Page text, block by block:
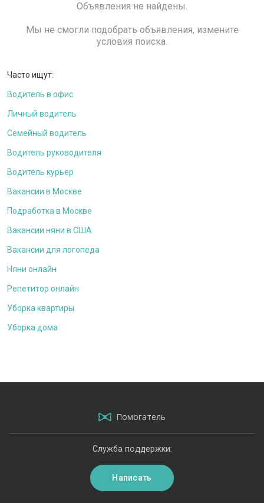
Объявления не найдены.
Мы не смогли подобрать объявления, измените
условия поиска.
Часто ищут:
Водитель в офис
Личный водитель
Семейный водитель
Водитель руководителя
Водитель курьер
Вакансии в Москве
Подработка в Москве
Вакансии няни в США
Вакансии для логопеда
Няни онлайн
Репетитор онлайн
Уборка квартиры
Уборка дома
Помогатель
Служба поддержки:
Написать